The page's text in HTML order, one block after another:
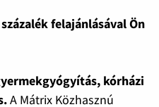
felajánlásával Ön
kórházi
A Mátrix Közhasznú